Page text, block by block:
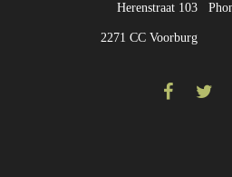
Herenstraat 103
2271 CC Voorburg